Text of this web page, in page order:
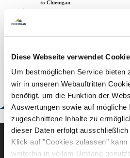
Diese Webseite verwendet
Um bestmöglichen Service bieten
wir in unseren Webauftritten
benötigt, um die Funktion der
Auswertungen sowie auf mögliche
zugeschnittene Inhalte zu
dieser Daten erfolgt
Klick auf "Cookies zulassen" kann
weiterhin in vollem Umfang
Back to the home page
Welcome to Chiemgau
urlaub@chiemgau.bayern
+49 (861) 988 231-20
Good to know
Deutsch English